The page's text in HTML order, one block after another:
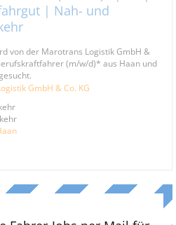
| Nah- und
von der Marotrans Logistik GmbH &
(m/w/d)* aus Haan und
GmbH & Co. KG